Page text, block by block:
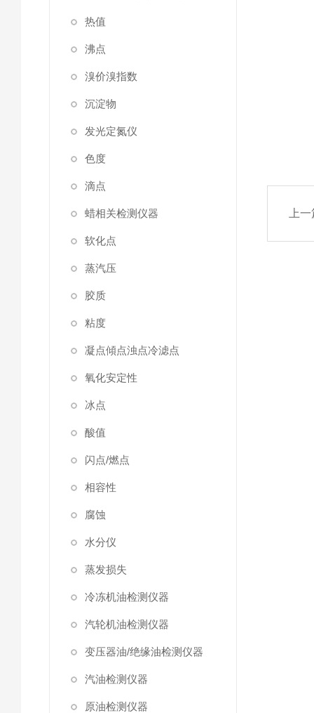
热值
沸点
溴价溴指数
沉淀物
发光定氮仪
色度
滴点
蜡相关检测仪器
软化点
蒸汽压
胶质
粘度
凝点傾点浊点冷滤点
氧化安定性
冰点
酸值
闪点/燃点
相容性
腐蚀
水分仪
蒸发损失
冷冻机油检测仪器
汽轮机油检测仪器
变压器油/绝缘油检测仪器
汽油检测仪器
原油检测仪器
上